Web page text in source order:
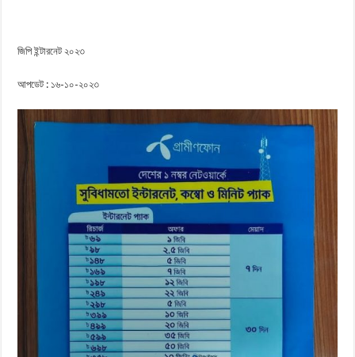
জিপি ইন্টারনেট ২০২৩
আপডেট : ১৬-১০-২০২৩